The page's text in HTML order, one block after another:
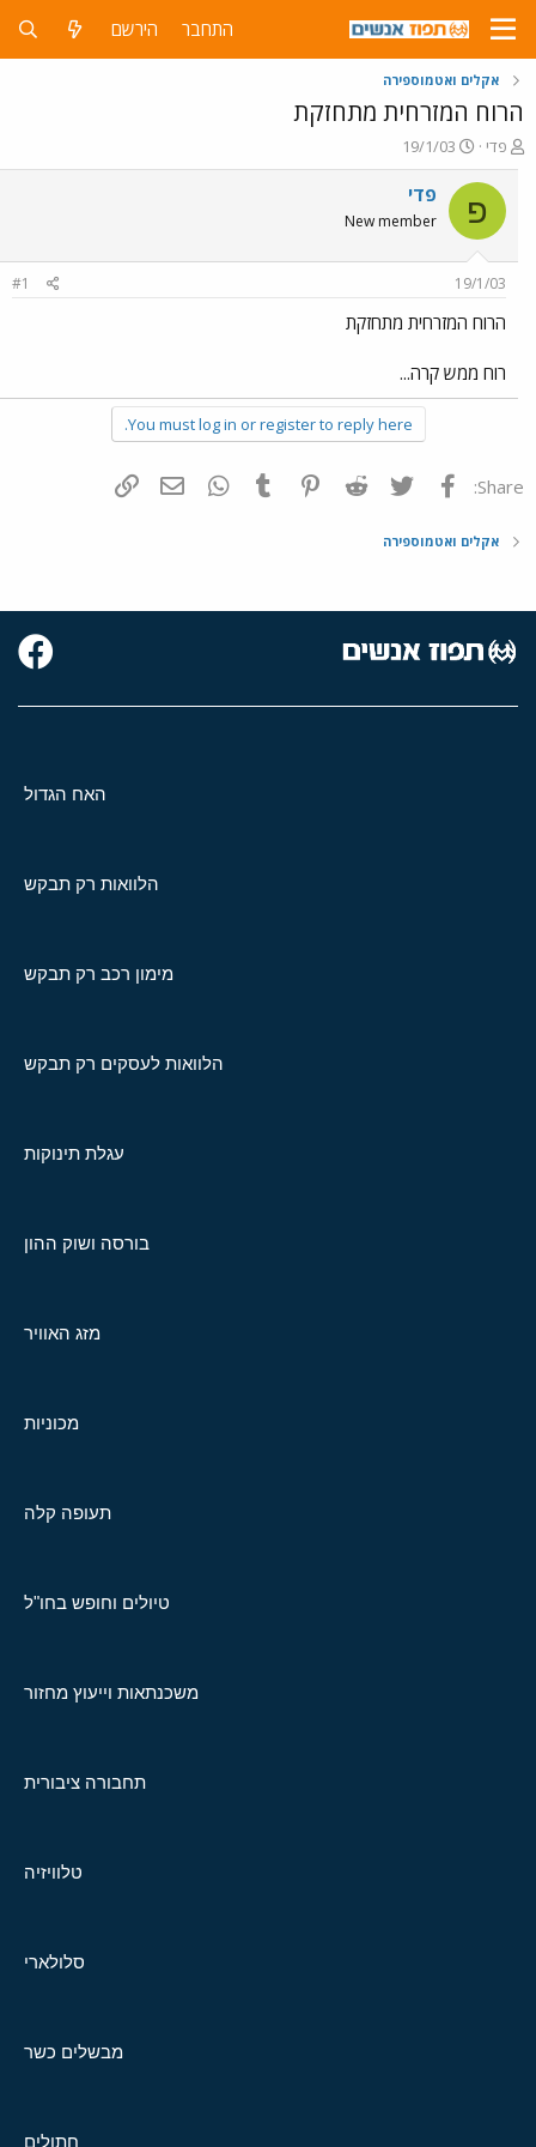
התחבר הירשם
אקלים ואטמוספירה
הרוח המזרחית מתחזקת
פ
ו
ת
ח
ה
ש
א
פדי
פ
ו
ר
ס
ם
ת
ר
19/1/03
פ פדי
New member
19/1/03
#1
הרוח המזרחית מתחזקת
רוח ממש קרה...
You must log in or register to reply here.
Share: פייסבוק Twitter
Reddit
Pinterest
Tumblr
WhatsAppדואר אלקטרוני
אקלים ואטמוספירה
האח הגדול
הלוואות רק תבקש
מימון רכב רק תבקש
הלוואות לעסקים רק תבקש
עגלת תינוקות
בורסה ושוק ההון
מזג האוויר
מכוניות
תעופה קלה
טיולים וחופש בחו"ל
משכנתאות וייעוץ מחזור
תחבורה ציבורית
טלוויזיה
סלולארי
מבשלים כשר
חתולים